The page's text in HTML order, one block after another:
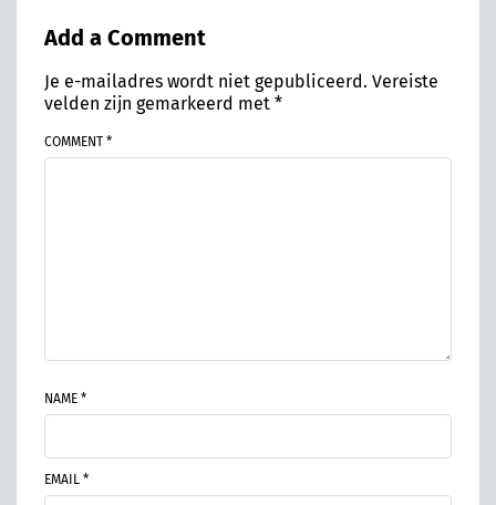
Add a Comment
Je e-mailadres wordt niet gepubliceerd. Vereiste
velden zijn gemarkeerd met *
COMMENT *
NAME *
EMAIL *